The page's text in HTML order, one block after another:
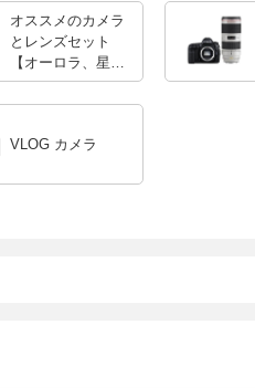
オススメのカメラ
とレンズセット
【オーロラ、星
空】
VLOG カメラ